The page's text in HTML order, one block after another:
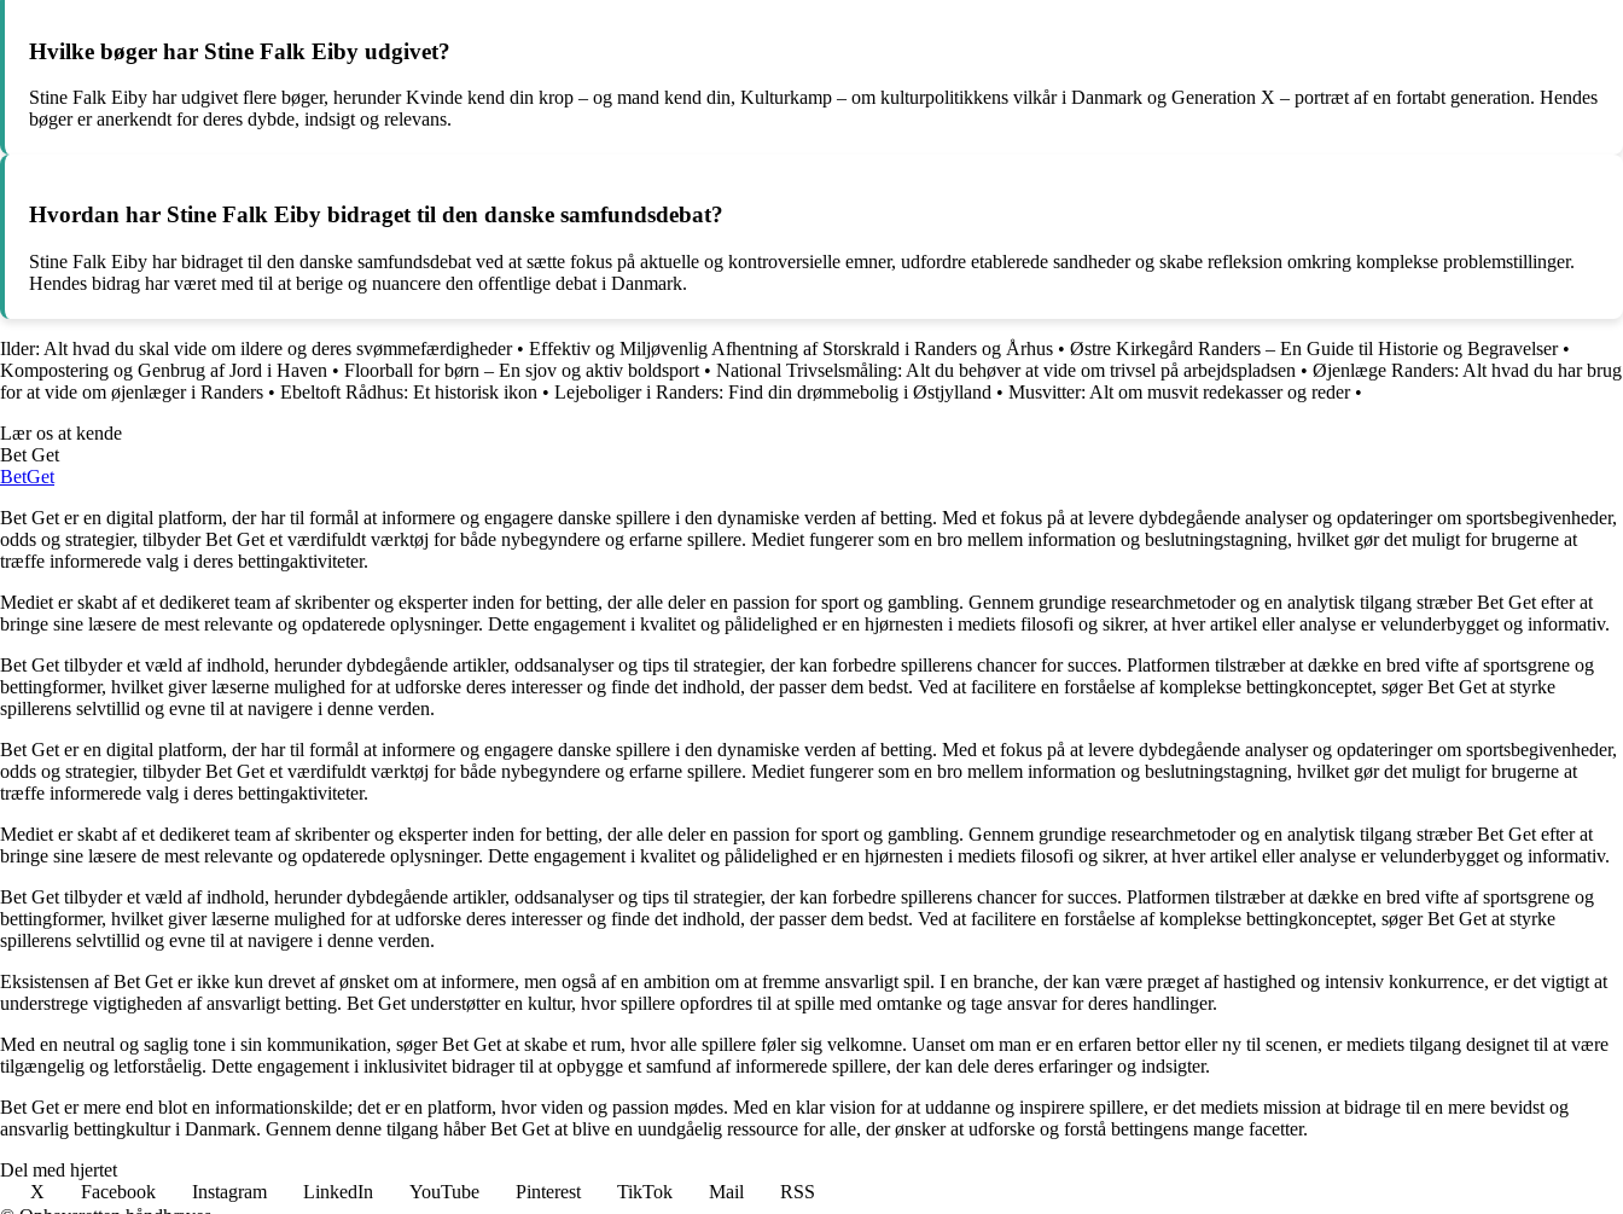
Hvilke bøger har Stine Falk Eiby udgivet?
Stine Falk Eiby har udgivet flere bøger, herunder Kvinde kend din krop – og mand kend din, Kulturkamp – om kulturpolitikkens vilkår i Danmark og Generation X – portræt af en fortabt generation. Hendes
bøger er anerkendt for deres dybde, indsigt og relevans.
Hvordan har Stine Falk Eiby bidraget til den danske samfundsdebat?
Stine Falk Eiby har bidraget til den danske samfundsdebat ved at sætte fokus på aktuelle og kontroversielle emner, udfordre etablerede sandheder og skabe refleksion omkring komplekse problemstillinger.
Hendes bidrag har været med til at berige og nuancere den offentlige debat i Danmark.
Ilder: Alt hvad du skal vide om ildere og deres svømmefærdigheder• Effektiv og Miljøvenlig Afhentning af Storskrald i Randers og Århus • Østre Kirkegård Randers – En Guide til Historie og Begravelser•
Kompostering og Genbrug af Jord i Haven • Floorball for børn – En sjov og aktiv boldsport • National Trivselsmåling: Alt du behøver at vide om trivsel på arbejdspladsen • Øjenlæge Randers: Alt hvad du har brug
for at vide om øjenlæger i Randers • Ebeltoft Rådhus: Et historisk ikon • Lejeboliger i Randers: Find din drømmebolig i Østjylland • Musvitter: Alt om musvit redekasser og reder•
Lær os at kende
Bet Get
BetGet
Bet Get er en digital platform, der har til formål at informere og engagere danske spillere i den dynamiske verden af betting. Med et fokus på at levere dybdegående analyser og opdateringer om sportsbegivenheder,
odds og strategier, tilbyder Bet Get et værdifuldt værktøj for både nybegyndere og erfarne spillere. Mediet fungerer som en bro mellem information og beslutningstagning, hvilket gør det muligt for brugerne at
træffe informerede valg i deres bettingaktiviteter.
Mediet er skabt af et dedikeret team af skribenter og eksperter inden for betting, der alle deler en passion for sport og gambling. Gennem grundige researchmetoder og en analytisk tilgang stræber Bet Get efter at
bringe sine læsere de mest relevante og opdaterede oplysninger. Dette engagement i kvalitet og pålidelighed er en hjørnesten i mediets filosofi og sikrer, at hver artikel eller analyse er velunderbygget og informativ.
Bet Get tilbyder et væld af indhold, herunder dybdegående artikler, oddsanalyser og tips til strategier, der kan forbedre spillerens chancer for succes. Platformen tilstræber at dække en bred vifte af sportsgrene og
bettingformer, hvilket giver læserne mulighed for at udforske deres interesser og finde det indhold, der passer dem bedst. Ved at facilitere en forståelse af komplekse bettingkonceptet, søger Bet Get at styrke
spillerens selvtillid og evne til at navigere i denne verden.
Bet Get er en digital platform, der har til formål at informere og engagere danske spillere i den dynamiske verden af betting. Med et fokus på at levere dybdegående analyser og opdateringer om sportsbegivenheder,
odds og strategier, tilbyder Bet Get et værdifuldt værktøj for både nybegyndere og erfarne spillere. Mediet fungerer som en bro mellem information og beslutningstagning, hvilket gør det muligt for brugerne at
træffe informerede valg i deres bettingaktiviteter.
Mediet er skabt af et dedikeret team af skribenter og eksperter inden for betting, der alle deler en passion for sport og gambling. Gennem grundige researchmetoder og en analytisk tilgang stræber Bet Get efter at
bringe sine læsere de mest relevante og opdaterede oplysninger. Dette engagement i kvalitet og pålidelighed er en hjørnesten i mediets filosofi og sikrer, at hver artikel eller analyse er velunderbygget og informativ.
Bet Get tilbyder et væld af indhold, herunder dybdegående artikler, oddsanalyser og tips til strategier, der kan forbedre spillerens chancer for succes. Platformen tilstræber at dække en bred vifte af sportsgrene og
bettingformer, hvilket giver læserne mulighed for at udforske deres interesser og finde det indhold, der passer dem bedst. Ved at facilitere en forståelse af komplekse bettingkonceptet, søger Bet Get at styrke
spillerens selvtillid og evne til at navigere i denne verden.
Eksistensen af Bet Get er ikke kun drevet af ønsket om at informere, men også af en ambition om at fremme ansvarligt spil. I en branche, der kan være præget af hastighed og intensiv konkurrence, er det vigtigt at
understrege vigtigheden af ansvarligt betting. Bet Get understøtter en kultur, hvor spillere opfordres til at spille med omtanke og tage ansvar for deres handlinger.
Med en neutral og saglig tone i sin kommunikation, søger Bet Get at skabe et rum, hvor alle spillere føler sig velkomne. Uanset om man er en erfaren bettor eller ny til scenen, er mediets tilgang designet til at være
tilgængelig og letforståelig. Dette engagement i inklusivitet bidrager til at opbygge et samfund af informerede spillere, der kan dele deres erfaringer og indsigter.
Bet Get er mere end blot en informationskilde; det er en platform, hvor viden og passion mødes. Med en klar vision for at uddanne og inspirere spillere, er det mediets mission at bidrage til en mere bevidst og
ansvarlig bettingkultur i Danmark. Gennem denne tilgang håber Bet Get at blive en uundgåelig ressource for alle, der ønsker at udforske og forstå bettingens mange facetter.
Del med hjertet
X
Facebook Instagram LinkedIn YouTube Pinterest TikTok Mail
RSS